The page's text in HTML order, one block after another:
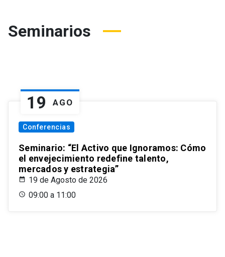
Seminarios
19 AGO
Conferencias
Seminario: “El Activo que Ignoramos: Cómo
el envejecimiento redefine talento,
mercados y estrategia”
19 de Agosto de 2026
09:00 a 11:00